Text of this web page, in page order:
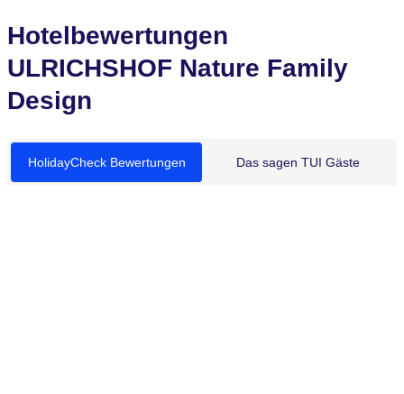
Hotelbewertungen
ULRICHSHOF Nature Family
Design
HolidayCheck Bewertungen Das sagen TUI Gäste